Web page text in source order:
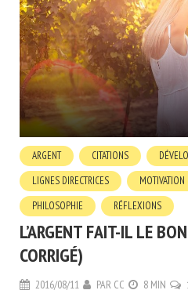
ARGENT CITATIONS
LIGNES DIRECTRICES
MOTIVATION
PHILOSOPHIE
RÉFLEXIONS
L’ARGENT FAIT-IL LE
CORRIGÉ)
2016/08/11 PAR CC 8 MIN